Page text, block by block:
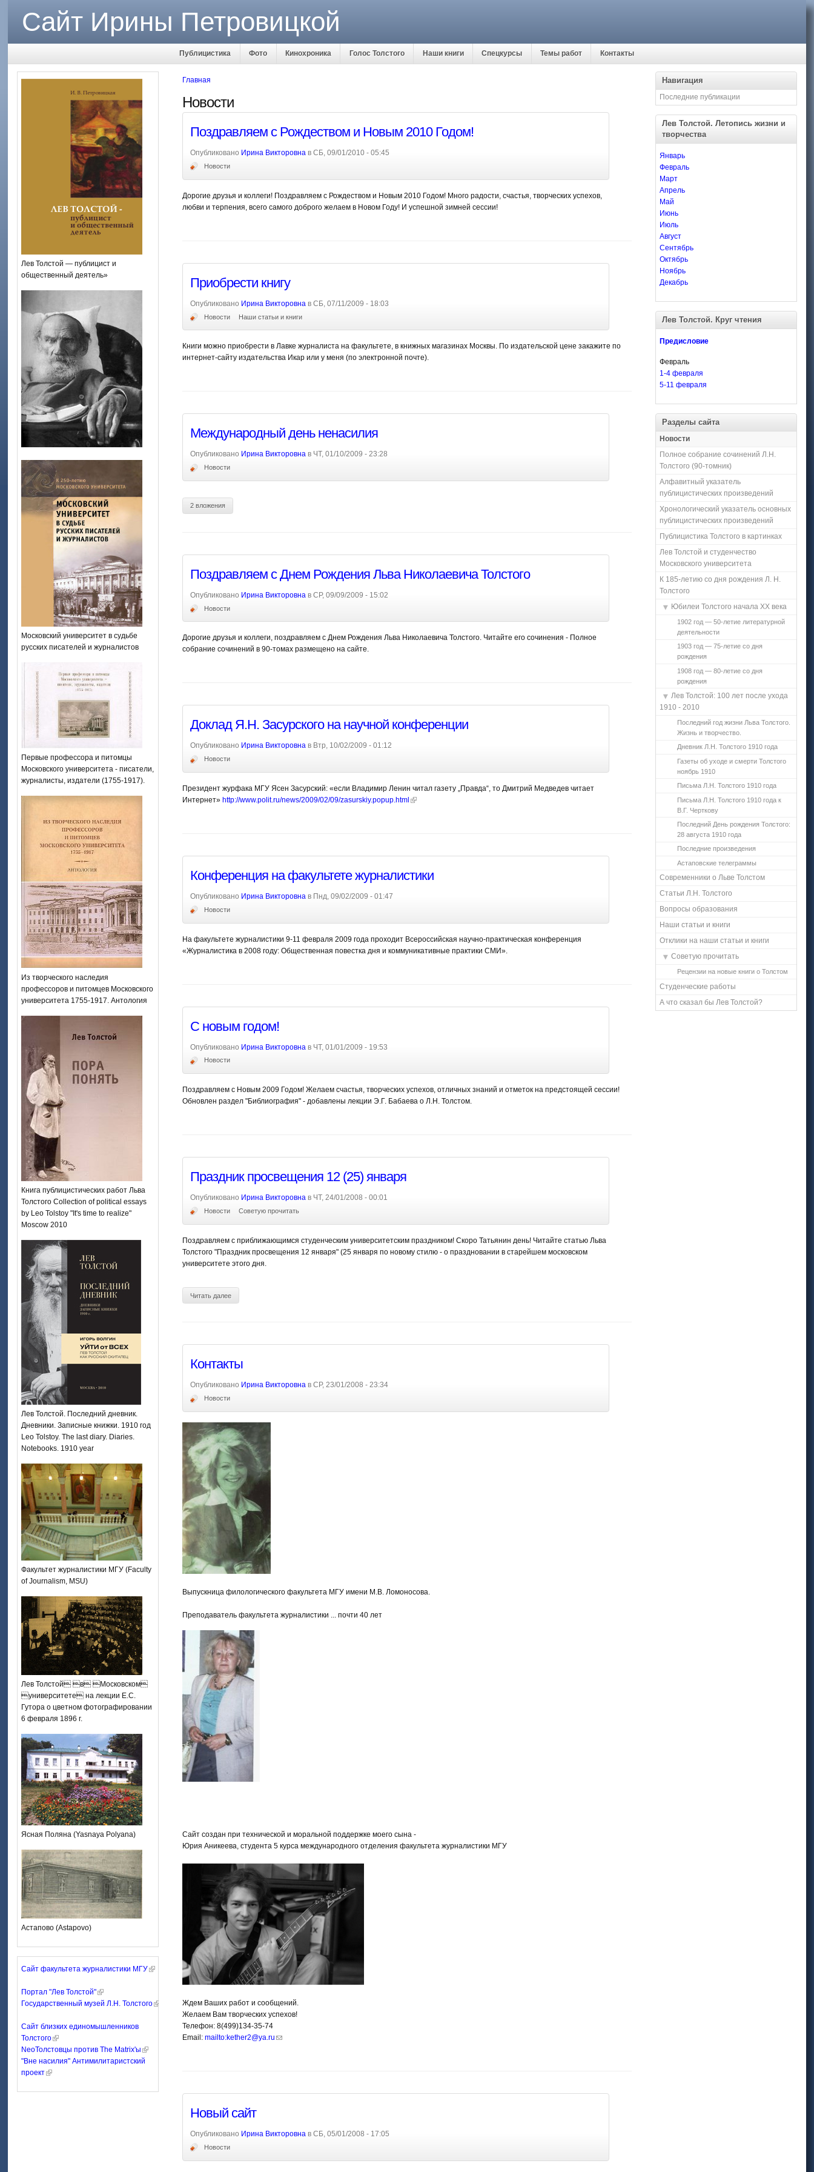
Сайт Ирины Петровицкой
Публицистика Фото Кинохроника Голос Толстого Наши книги Спецкурсы Темы работ Контакты
Лев Толстой — публицист и
общественный деятель»
Московский университет в судьбе
русских писателей и журналистов
Первые профессора и питомцы
Московского университета - писатели,
журналисты, издатели (1755-1917).
Из творческого наследия
профессоров и питомцев Московского
университета 1755-1917. Антология
Книга публицистических работ Льва
Толстого Collection of political essays
by Leo Tolstoy "It's time to realize"
Moscow 2010
Лев Толстой. Последний дневник.
Дневники. Записные книжки. 1910 год
Leo Tolstoy. The last diary. Diaries.
Notebooks. 1910 year
Факультет журналистики МГУ (Faculty
of Journalism, MSU)
Лев Толстой в Московском
университете на лекции Е.С.
Гутора о цветном фотографировании
6 февраля 1896 г.
Ясная Поляна (Yasnaya Polyana)
Астапово (Astapovo)
Сайт факультета журналистики МГУ
Портал "Лев Толстой"
Государственный музей Л.Н. Толстого
Сайт близких единомышленников
Толстого
NeoТолстовцы против The Matrix'ы
"Вне насилия" Антимилитаристский
проект
Главная
Новости
Поздравляем с Рождеством и Новым 2010 Годом!
Опубликовано Ирина Викторовнав СБ, 09/01/2010 - 05:45
Новости
Дорогие друзья и коллеги! Поздравляем с Рождеством и Новым 2010 Годом! Много радости, счастья, творческих успехов,
любви и терпения, всего самого доброго желаем в Новом Году! И успешной зимней сессии!
Приобрести книгу
Опубликовано Ирина Викторовнав СБ, 07/11/2009 - 18:03
Новости Наши статьи и книги
Книги можно приобрести в Лавке журналиста на факультете, в книжных магазинах Москвы. По издательской цене закажите по
интернет-сайту издательства Икар или у меня (по электронной почте).
Международный день ненасилия
Опубликовано Ирина Викторовнав ЧТ, 01/10/2009 - 23:28
Новости
2 вложения
Поздравляем с Днем Рождения Льва Николаевича Толстого
Опубликовано Ирина Викторовна в СР, 09/09/2009 - 15:02
Новости
Дорогие друзья и коллеги, поздравляем с Днем Рождения Льва Николаевича Толстого. Читайте его сочинения - Полное
собрание сочинений в 90-томах размещено на сайте.
Доклад Я.Н. Засурского на научной конференции
Опубликовано Ирина Викторовнав Втр, 10/02/2009 - 01:12
Новости
Президент журфака МГУ Ясен Засурский: «если Владимир Ленин читал газету „Правда“, то Дмитрий Медведев читает
Интернет» http://www.polit.ru/news/2009/02/09/zasurskiy.popup.html
Конференция на факультете журналистики
Опубликовано Ирина Викторовнав Пнд, 09/02/2009 - 01:47
Новости
На факультете журналистики 9-11 февраля 2009 года проходит Всероссийская научно-практическая конференция
«Журналистика в 2008 году: Общественная повестка дня и коммуникативные практики СМИ».
С новым годом!
Опубликовано Ирина Викторовна в ЧТ, 01/01/2009 - 19:53
Новости
Поздравляем с Новым 2009 Годом! Желаем счастья, творческих успехов, отличных знаний и отметок на предстоящей сессии!
Обновлен раздел "Библиография" - добавлены лекции Э.Г. Бабаева о Л.Н. Толстом.
Праздник просвещения 12 (25) января
Опубликовано Ирина Викторовнав ЧТ, 24/01/2008 - 00:01
Новости Советую прочитать
Поздравляем с приближающимся студенческим университетским праздником! Скоро Татьянин день! Читайте статью Льва
Толстого "Праздник просвещения 12 января" (25 января по новому стилю - о праздновании в старейшем московском
университете этого дня.
Читать далее
Контакты
Опубликовано Ирина Викторовнав СР, 23/01/2008 - 23:34
Новости
Выпускница филологического факультета МГУ имени М.В. Ломоносова.
Преподаватель факультета журналистики ... почти 40 лет
Сайт создан при технической и моральной поддержке моего сына -
Юрия Аникеева, студента 5 курса международного отделения факультета журналистики МГУ
Ждем Ваших работ и сообщений.
Желаем Вам творческих успехов!
Телефон: 8(499)134-35-74
Email: mailto:kether2@ya.ru
Новый сайт
Опубликовано Ирина Викторовнав СБ, 05/01/2008 - 17:05
Новости
Навигация
Последние публикации
Лев Толстой. Летопись жизни и
творчества
Январь
Февраль
Март
Апрель
Май
Июнь
Июль
Август
Сентябрь
Октябрь
Ноябрь
Декабрь
Лев Толстой. Круг чтения
Предисловие
Февраль
1-4 февраля
5-11 февраля
Разделы сайта
Новости
Полное собрание сочинений Л.Н.
Толстого (90-томник)
Алфавитный указатель
публицистических произведений
Хронологический указатель основных
публицистических произведений
Публицистика Толстого в картинках
Лев Толстой и студенчество
Московского университета
К 185-летию со дня рождения Л. Н.
Толстого
Юбилеи Толстого начала ХХ века
1902 год — 50-летие литературной
деятельности
1903 год — 75-летие со дня
рождения
1908 год — 80-летие со дня
рождения
Лев Толстой: 100 лет после ухода
1910 - 2010
Последний год жизни Льва Толстого.
Жизнь и творчество.
Дневник Л.Н. Толстого 1910 года
Газеты об уходе и смерти Толстого
ноябрь 1910
Письма Л.Н. Толстого 1910 года
Письма Л.Н. Толстого 1910 года к
В.Г. Черткову
Последний День рождения Толстого:
28 августа 1910 года
Последние произведения
Астаповские телеграммы
Современники о Льве Толстом
Статьи Л.Н. Толстого
Вопросы образования
Наши статьи и книги
Отклики на наши статьи и книги
Советую прочитать
Рецензии на новые книги о Толстом
Студенческие работы
А что сказал бы Лев Толстой?